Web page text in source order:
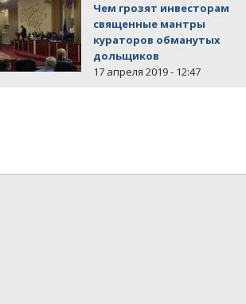
Чем грозят инвесторам
священные мантры
кураторов обманутых
дольщиков
17 апреля 2019 - 12:47